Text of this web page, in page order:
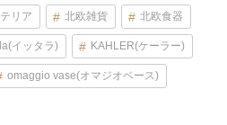
リア 北欧雑貨 北欧食器
イッタラ) KAHLER(ケーラー)
omaggio vase(オマジオベース)